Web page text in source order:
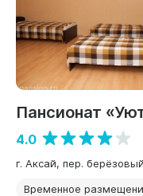
Пансионат
4.0
г. Аксай, пер.
Временное